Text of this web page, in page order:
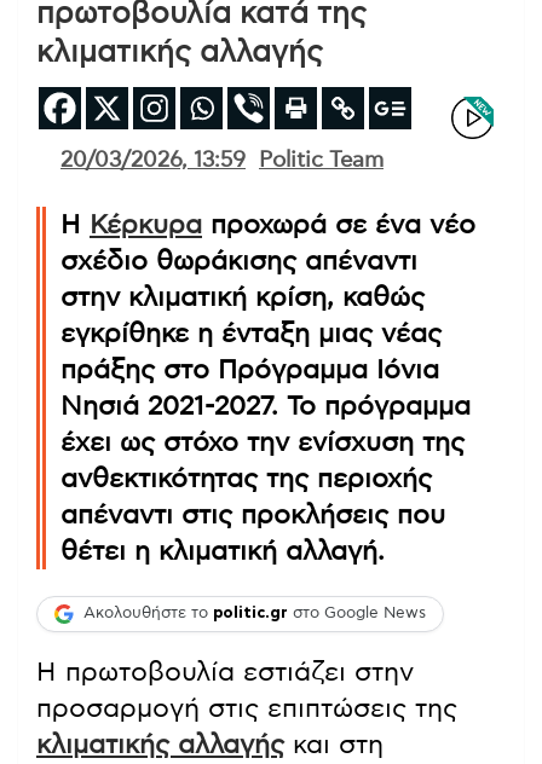
πρωτοβουλία κατά της
κλιματικής αλλαγής
20/03/2026, 13:59 Politic Team
Η Κέρκυρα προχωρά σε ένα νέο
σχέδιο θωράκισης απέναντι
στην κλιματική κρίση, καθώς
εγκρίθηκε η ένταξη μιας νέας
πράξης στο Πρόγραμμα Ιόνια
Νησιά 2021-2027. Το πρόγραμμα
έχει ως στόχο την ενίσχυση της
ανθεκτικότητας της περιοχής
απέναντι στις προκλήσεις που
θέτει η κλιματική αλλαγή.
Ακολουθήστε το politic.gr στο Google News
Η πρωτοβουλία εστιάζει στην
προσαρμογή στις επιπτώσεις της
κλιματικής αλλαγήςκαι στη